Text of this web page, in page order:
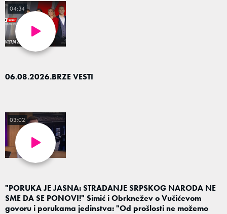
06.08.2026.BRZE VESTI
04:34
"PORUKA JE JASNA: STRADANJE SRPSKOG NARODA NE
SME DA SE PONOVI!" Simić i Obrknežev o Vučićevom
govoru i porukama jedinstva: "Od prošlosti ne možemo
03:02